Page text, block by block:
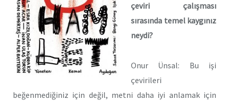
çeviri çalışması
sırasında temel kaygınız
neydi?
Onur Ünsal: Bu işi
çevirileri
beğenmediğiniz için değil, metni daha iyi anlamak için